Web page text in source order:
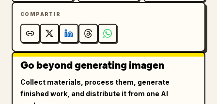
COMPARTIR
Go beyond generating imagen
Collect materials, process them, generate
finished work, and distribute it from one AI